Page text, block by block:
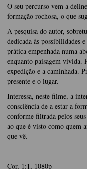
O seu percurso vem a
formação rochosa, o que
A pesquisa do autor,
dedicada às possibilidades
prática empenhada numa
enquanto paisagem vivida.
expedição e a caminhada.
presente e o lugar.
Interessa, neste filme, a
consciência de a estar a
conforme filtrada pelos
ao que é visto como quem
que vê.
Cor, 1:1, 1080p